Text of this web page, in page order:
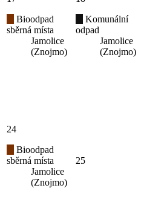
Bioodpad
sběrná místa
Jamolice
(Znojmo)
Komunální
odpad
Jamolice
(Znojmo)
24
Bioodpad
sběrná místa
Jamolice
(Znojmo)
25